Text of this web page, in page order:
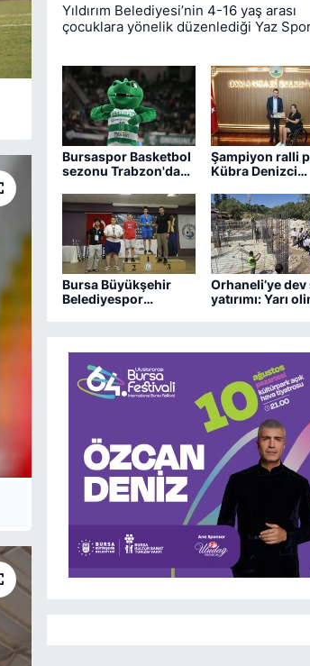
Yıldırım Belediyesi’nin 4-16 yaş arası
çocuklara yönelik düzenlediği Yaz
devam ediyor.
Bursaspor Basketbol
sezonu Trabzon'da
Şampiyon ralli
Kübra Denizci
Aydın’a ziyaret
Bursa Büyükşehir
Belediyespor
Orhaneli’ye
yatırımı: Yarı